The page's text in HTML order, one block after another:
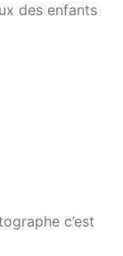
des enfants
c’est